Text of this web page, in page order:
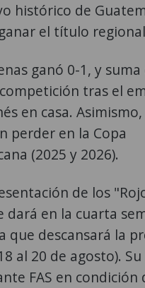
histórico de
el título
ganó 0-1, y
tras el
en casa.
perder en la Copa
(2025 y 2026).
de los
dará en la cuarta
que descansará la
al 20 de agosto).
FAS en condición